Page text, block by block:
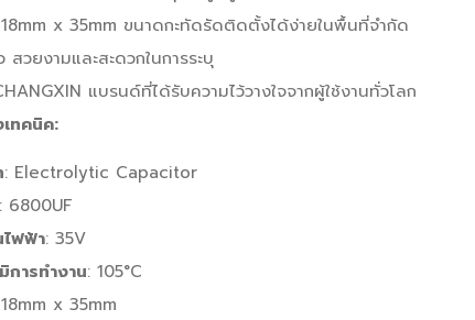
x 35mm ขนาดกะทัดรัดติดตั้งได้ง่ายในพื้นที่จำกัด
สวยงามและสะดวกในการระบุ
แบรนด์ที่ได้รับความไว้วางใจจากผู้ใช้งานทั่วโลก
ทคนิค:
: Electrolytic Capacitor
: 6800UF
ฟฟ้า: 35V
ารทำงาน: 105°C
x 35mm